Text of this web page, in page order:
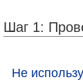
Шаг 1:
Не